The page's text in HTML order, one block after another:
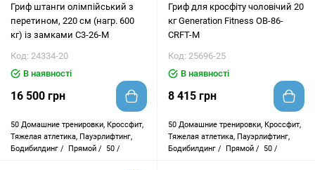
Гриф штанги олімпійський з
перетином, 220 см (нагр. 600
кг) із замками C3-26-M
Код: 24334-20
В наявності
16 500 грн
50 Домашние тренировки, Кроссфит,
Тяжелая атлетика, Пауэрлифтинг,
Бодибилдинг /
Прямой / 50 /
Гриф для кросфіту чоловічий 20
кг Generation Fitness OB-86-
CRFT-M
Код: 25696-25
В наявності
8 415 грн
50 Домашние тренировки, Кроссфит,
Тяжелая атлетика, Пауэрлифтинг,
Бодибилдинг /
Прямой / 50 /